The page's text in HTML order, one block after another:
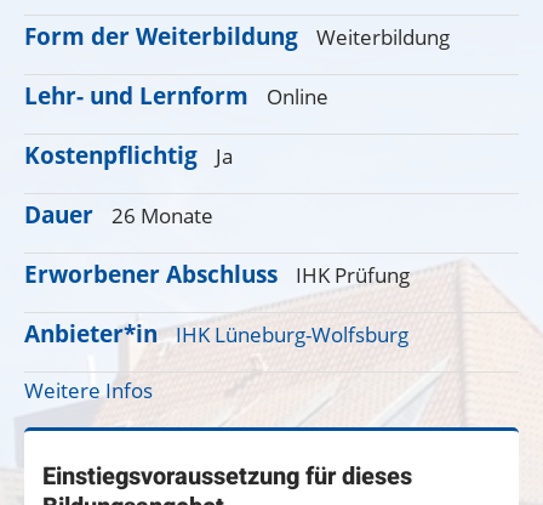
Form der Weiterbildung Weiterbildung
Lehr- und Lernform Online
Kostenpflichtig Ja
Dauer 26 Monate
Erworbener Abschluss IHK Prüfung
Anbieter*in
IHK Lüneburg-Wolfsburg
Weitere Infos
Einstiegsvoraussetzung für dieses